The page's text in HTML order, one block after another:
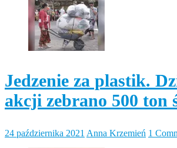
Jedzenie za plastik.
akcji zebrano 500 ton
24 października 2021 Anna Krzemień 1